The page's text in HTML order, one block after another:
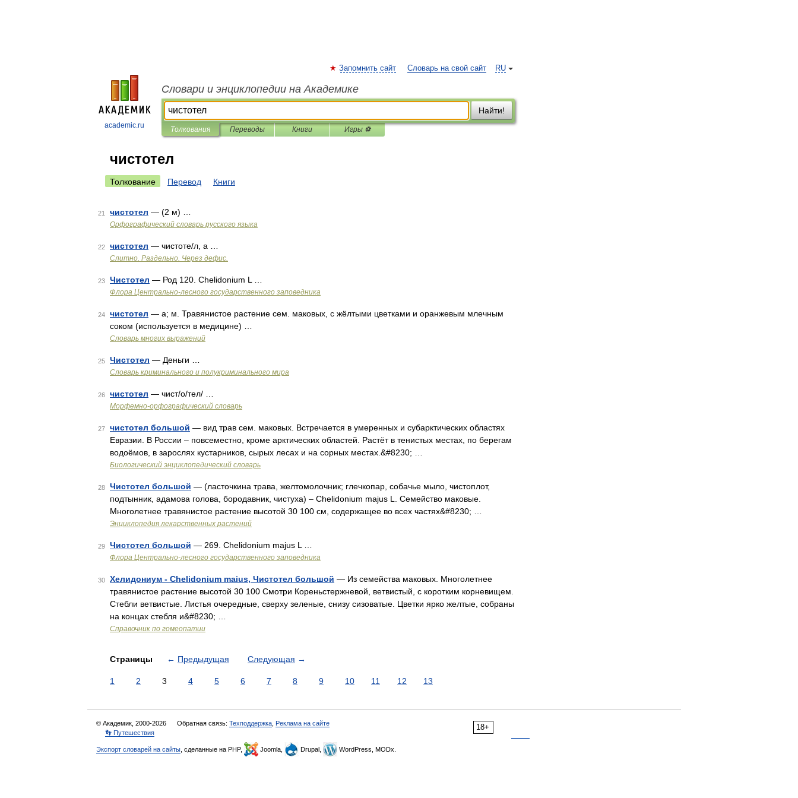
academic.ru
RU
Запомнить сайт Словарь на свой сайт
Словари и энциклопедии на Академике
Найти!
Толкования Переводы Книги Игры ⚽
чистотел
Толкование Перевод Книги
21 чистотел — (2 м) …
Орфографический словарь русского языка
22 чистотел — чистоте/л, а …
Слитно. Раздельно. Через дефис.
23 Чистотел — Род 120. Chelidonium L …
Флора Центрально-лесного государственного заповедника
24 чистотел — а; м. Травянистое растение сем. маковых, с жёлтыми цветками и оранжевым млечным
соком (используется в медицине) …
Словарь многих выражений
25 Чистотел — Деньги …
Словарь криминального и полукриминального мира
26 чистотел — чист/о/тел/ …
Морфемно-орфографический словарь
27 чистотел большой — вид трав сем. маковых. Встречается в умеренных и субарктических областях
Евразии. В России – повсеместно, кроме арктических областей. Растёт в тенистых местах, по берегам
водоёмов, в зарослях кустарников, сырых лесах и на сорных местах.&#8230; …
Биологический энциклопедический словарь
28 Чистотел большой — (ласточкина трава, желтомолочник; глечкопар, собачье мыло, чистоплот,
подтынник, адамова голова, бородавник, чистуха) – Chelidonium majus L. Семейство маковые.
Многолетнее травянистое растение высотой 30 100 см, содержащее во всех частях&#8230; …
Энциклопедия лекарственных растений
29 Чистотел большой — 269. Chelidonium majus L …
Флора Центрально-лесного государственного заповедника
30 Хелидониум - Chelidonium maius, Чистотел большой — Из семейства маковых. Многолетнее
травянистое растение высотой 30 100 Смотри Кореньстержневой, ветвистый, с коротким корневищем.
Стебли ветвистые. Листья очередные, сверху зеленые, снизу сизоватые. Цветки ярко желтые, собраны
на концах стебля и&#8230; …
Справочник по гомеопатии
Страницы ← Предыдущая Следующая →
1 2 3 4 5 6 7 8 9 10 11 12 13
18+
© Академик, 2000-2026 Обратная связь: Техподдержка Реклама на сайте
👣 Путешествия
Экспорт словарей на сайты , сделанные на PHP, Joomla, Drupal, WordPress, MODx.